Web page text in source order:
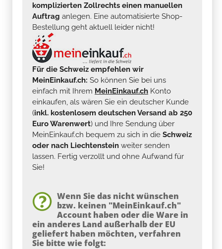
komplizierten Zollrechts einen manuellen
Auftrag anlegen. Eine automatisierte Shop-
Bestellung geht aktuell leider nicht!
Für die Schweiz empfehlen wir
MeinEinkauf.ch: So können Sie bei uns
einfach mit Ihrem MeinEinkauf.ch Konto
einkaufen, als wären Sie ein deutscher Kunde
(inkl. kostenlosem deutschen Versand ab 250
Euro Warenwert) und Ihre Sendung über
MeinEinkauf.ch bequem zu sich in die Schweiz
oder nach Liechtenstein weiter senden
lassen. Fertig verzollt und ohne Aufwand für
Sie!
Wenn Sie das nicht wünschen
bzw. keinen "MeinEinkauf.ch"
Account haben oder die Ware in
ein anderes Land außerhalb der EU
geliefert haben möchten, verfahren
Sie bitte wie folgt: